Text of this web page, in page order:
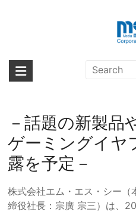
海外輸入ブラン
海外事業部が取り揃えている海外
ランド」をはじめ「ユニークな商品
（ポータブルオ
－話題の新製品
ゲーミングイヤ
露を予定－
株式会社エム・エス・シー（
締役社長：宗廣 宗三）は、